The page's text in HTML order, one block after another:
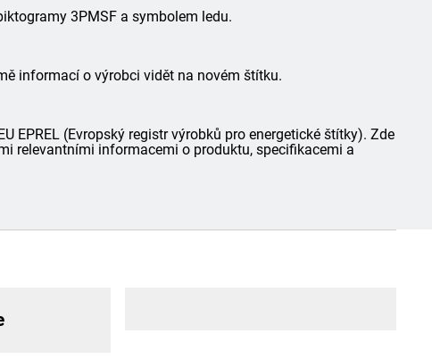
3PMSF a symbolem ledu.
informací o výrobci vidět na novém štítku.
EPREL (Evropský registr výrobků pro energetické štítky). Zde
relevantními informacemi o produktu, specifikacemi a